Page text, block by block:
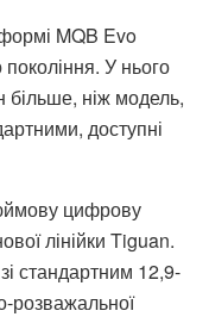
MQB Evo
У нього
більше, ніж модель,
доступні
цифрову
лінійки Tiguan.
стандартним 12,9-